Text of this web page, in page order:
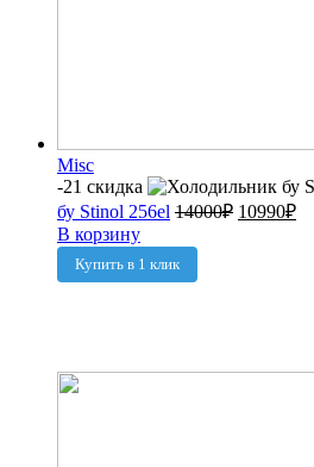
Misc
-21 скидка
бу Stinol 256el 14000₽ 10990₽
В корзину
Купить в 1 клик